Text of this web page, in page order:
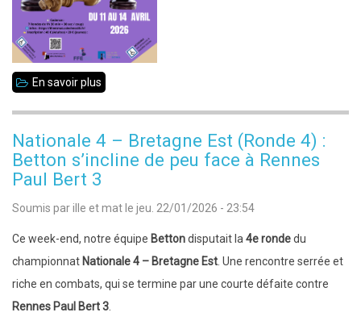
3
répond
présent
(rondes
5
&
6)
En savoir plus
Rondes
au
14
avril
-
Nationale 4 – Bretagne Est (Ronde 4) :
Betton s’incline de peu face à Rennes
Paul Bert 3
Soumis parille et mat le jeu. 22/01/2026 - 23:54
Ce week-end, notre équipe Bettondisputait la 4e rondedu
championnat Nationale 4 – Bretagne Est . Une rencontre serrée et
riche en combats, qui se termine par une courte défaite contre
Rennes Paul Bert 3